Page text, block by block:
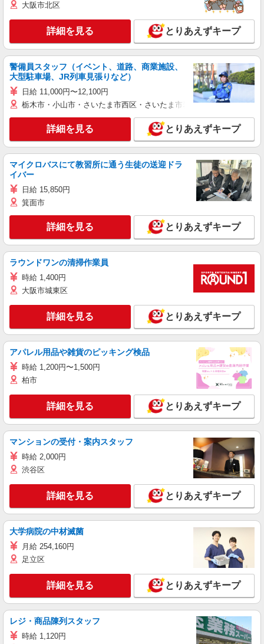
大阪市北区
詳細を見る とりあえずキープ
警備員スタッフ（イベント、道路、商業施設、
大型駐車場、JR列車見張りなど）
日給 11,000円〜12,100円
栃木市・小山市・さいたま市西区・さいたま市岩槻区・久喜市・蓮田
詳細を見る とりあえずキープ
マイクロバスにて教習所に通う生徒の送迎ドラ
イバー
日給 15,850円
箕面市
詳細を見る とりあえずキープ
ラウンドワンの清掃作業員
時給 1,400円
大阪市城東区
詳細を見る とりあえずキープ
アパレル用品や雑貨のピッキング検品
時給 1,200円〜1,500円
柏市
詳細を見る とりあえずキープ
マンションの受付・案内スタッフ
時給 2,000円
渋谷区
詳細を見る とりあえずキープ
大学病院の中材滅菌
月給 254,160円
足立区
詳細を見る とりあえずキープ
レジ・商品陳列スタッフ
時給 1,120円